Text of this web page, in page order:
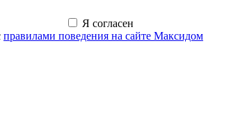
Я согласен
правилами поведения на сайте Максидом